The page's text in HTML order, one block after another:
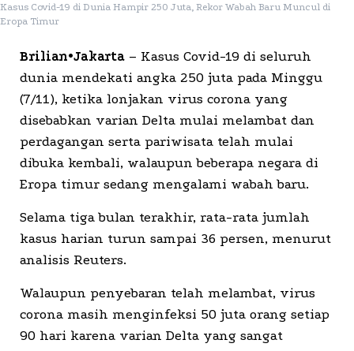
Kasus Covid-19 di Dunia Hampir 250 Juta, Rekor Wabah Baru Muncul di
Eropa Timur
Brilian•Jakarta – Kasus Covid-19 di seluruh
dunia mendekati angka 250 juta pada Minggu
(7/11), ketika lonjakan virus corona yang
disebabkan varian Delta mulai melambat dan
perdagangan serta pariwisata telah mulai
dibuka kembali, walaupun beberapa negara di
Eropa timur sedang mengalami wabah baru.
Selama tiga bulan terakhir, rata-rata jumlah
kasus harian turun sampai 36 persen, menurut
analisis Reuters.
Walaupun penyebaran telah melambat, virus
corona masih menginfeksi 50 juta orang setiap
90 hari karena varian Delta yang sangat